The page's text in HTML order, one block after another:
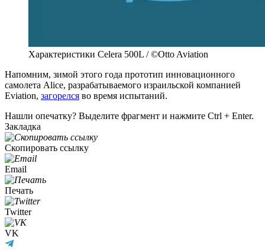
Характеристики Celera 500L / ©Otto Aviation
Напомним, зимой этого года прототип инновационного
самолета Alice, разрабатываемого израильской компанией
Eviation, загорелся во время испытаний.
Нашли опечатку? Выделите фрагмент и нажмите Ctrl + Enter.
Закладка
Скопировать ссылку
Email
Печать
Twitter
VK